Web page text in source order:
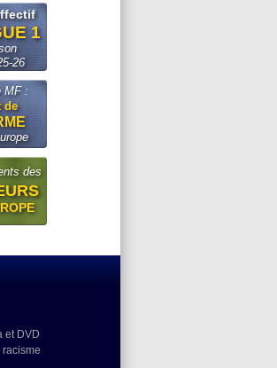
1
26
MF :
de
des
et DVD
racisme